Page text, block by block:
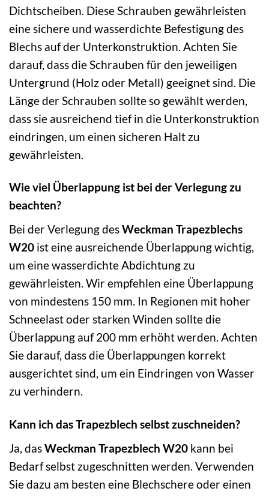
Dichtscheiben. Diese Schrauben gewährleisten
eine sichere und wasserdichte Befestigung des
Blechs auf der Unterkonstruktion. Achten Sie
darauf, dass die Schrauben für den jeweiligen
Untergrund (Holz oder Metall) geeignet sind. Die
Länge der Schrauben sollte so gewählt werden,
dass sie ausreichend tief in die Unterkonstruktion
eindringen, um einen sicheren Halt zu
gewährleisten.
Wie viel Überlappung ist bei der Verlegung zu
beachten?
Bei der Verlegung desWeckman Trapezblechs
W20 ist eine ausreichende Überlappung wichtig,
um eine wasserdichte Abdichtung zu
gewährleisten. Wir empfehlen eine Überlappung
von mindestens 150 mm. In Regionen mit hoher
Schneelast oder starken Winden sollte die
Überlappung auf 200 mm erhöht werden. Achten
Sie darauf, dass die Überlappungen korrekt
ausgerichtet sind, um ein Eindringen von Wasser
zu verhindern.
Kann ich das Trapezblech selbst zuschneiden?
Ja, dasWeckman Trapezblech W20 kann bei
Bedarf selbst zugeschnitten werden. Verwenden
Sie dazu am besten eine Blechschere oder einen